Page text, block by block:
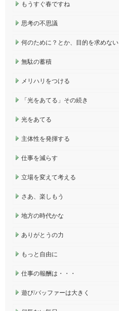
もうすぐ春ですね
思考の不思議
何のために？とか、目的を求めない
無駄の蓄積
メリハリをつける
「光をあてる」その続き
光をあてる
主体性を発揮する
仕事を減らす
立場を変えて考える
さあ、楽しもう
地方の時代かな
ありがとうの力
もっと自由に
仕事の報酬は・・・
遊び/バッファーは大きく